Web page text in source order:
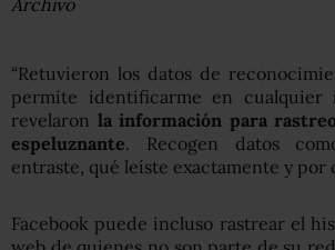
“Retuvieron los datos de
permite identificarme en cualquier
revelaron la información para
espeluznante. Recogen datos
entraste, qué leíste exactamente y por
Facebook puede incluso rastrear el